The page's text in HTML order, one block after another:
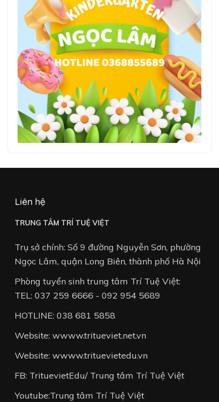
Liên hệ
TRUNG TÂM TRÍ TUỆ VIỆT
Trụ sở chính: Số 9 đường Nguyễn Sơn, phường
Ngọc Lâm, quận Long Biên, thành phố Hà Nội
Phòng tuyển sinh trung tâm Trí Tuệ Việt:
TEL: 037 259 6666 - 092 954 5689
HOTLINE: 038 681 5858
Website: wwww.tritueviet.net.vn
Website: wwww.trituevietedu.vn
FB: TrituevietEdu/ Trung tâm Trí Tuệ Việt
Youtube:Trung tâm Trí Tuệ Việt